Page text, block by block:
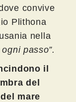
convive
Plithona
nella
passo”.
il
del
mare